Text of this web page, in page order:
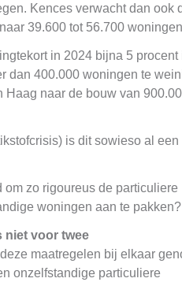
Kences verwacht dan ook
39.600 tot 56.700
in 2024 bijna 5 procent
dan 400.000 woningen te
Haag naar de bouw van
is dit sowieso al een
zo rigoureus de particuliere
woningen aan te
niet voor twee
maatregelen bij elkaar
onzelfstandige particuliere